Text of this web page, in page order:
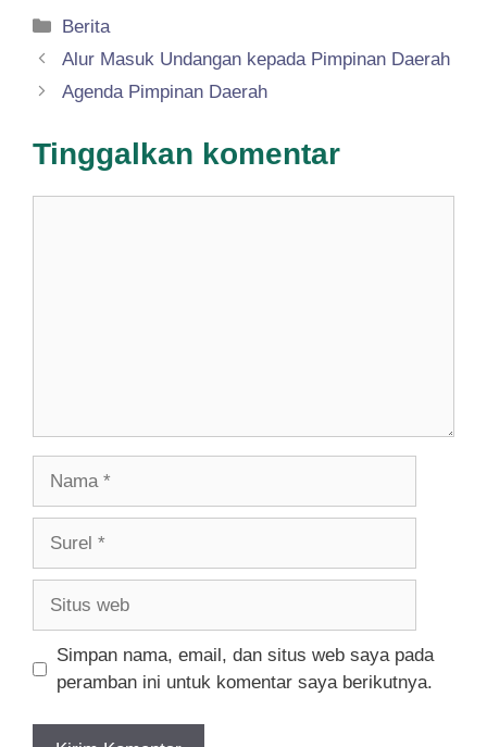
Kategori
Berita
Alur Masuk Undangan kepada Pimpinan Daerah
Agenda Pimpinan Daerah
Tinggalkan komentar
Simpan nama, email, dan situs web saya pada
peramban ini untuk komentar saya berikutnya.